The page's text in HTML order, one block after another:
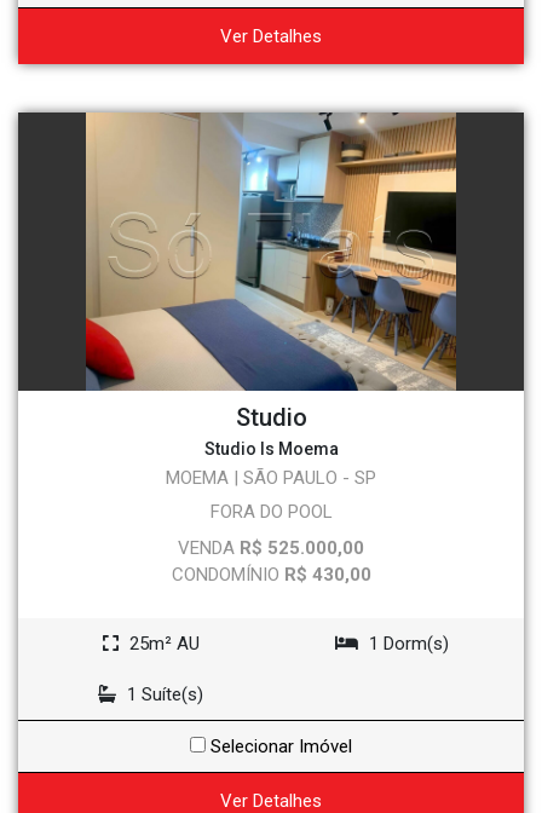
Ver Detalhes
Studio
Studio Is Moema
MOEMA | SÃO PAULO - SP
FORA DO POOL
VENDA R$ 525.000,00
CONDOMÍNIO R$ 430,00
25m² AU 1 Dorm(s)
1 Suíte(s)
Selecionar Imóvel
Ver Detalhes